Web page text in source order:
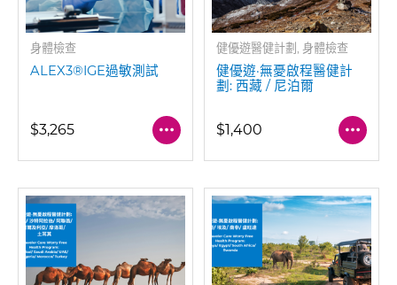
身體檢查
ALEX3®IGE過敏測試
$3,265
健優遊醫健計劃, 身體檢查
健優遊·無憂啟程醫健計
劃: 西藏 / 尼泊爾
$1,400